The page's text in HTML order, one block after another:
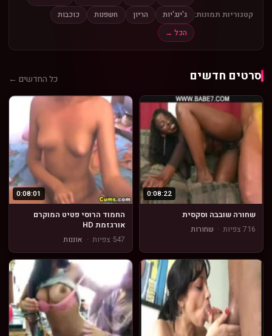
קטגוריות תמונות:
ג'ינג'יות
הריון חשפנות
כוכבות
הכל →
סרטים חדשים כל החדשים ←
0:08:22
שחורה שובבה וסקסית
716 צפיות
· שחורות
0:08:01
החמוד הרוסי פטיט המוקרם
אורגזמת HD
547 צפיות
· אוננות